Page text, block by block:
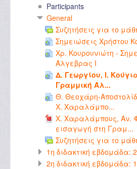
Participants
General
Συζητήσεις για το
Σημειώσεις Χρήστου
Χρ. Κουρουνιώτη -
Άλγεβρας Ι
Δ. Γεωργίου, Ι.
Γραμμική Άλ...
Θ. Θεοχάρη-
Χ. Χαραλάμπο...
Χ. Χαραλάμπους, Αν.
εισαγωγή στη Γραμ...
Συζητήσεις για το
1η διδακτική εβδομάδα:
2η διδακτική εβδομάδα: